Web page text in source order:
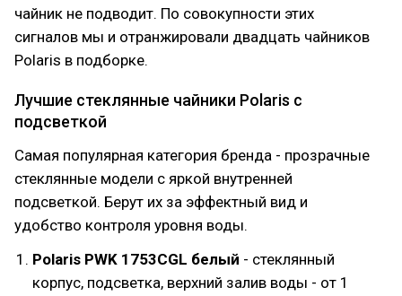
чайник не подводит. По совокупности этих
сигналов мы и отранжировали двадцать чайников
Polaris в подборке.
Лучшие стеклянные чайники Polaris с
подсветкой
Самая популярная категория бренда - прозрачные
стеклянные модели с яркой внутренней
подсветкой. Берут их за эффектный вид и
удобство контроля уровня воды.
Polaris PWK 1753CGL белый - стеклянный
корпус, подсветка, верхний залив воды - от 1